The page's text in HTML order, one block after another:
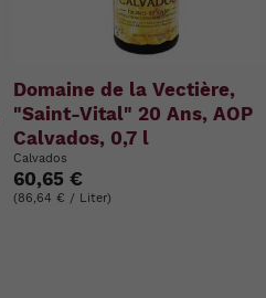
Domaine de la Vectière,
"Saint-Vital" 20 Ans, AOP
Calvados, 0,7 l
Calvados
60,65 €
(86,64 € / Liter)